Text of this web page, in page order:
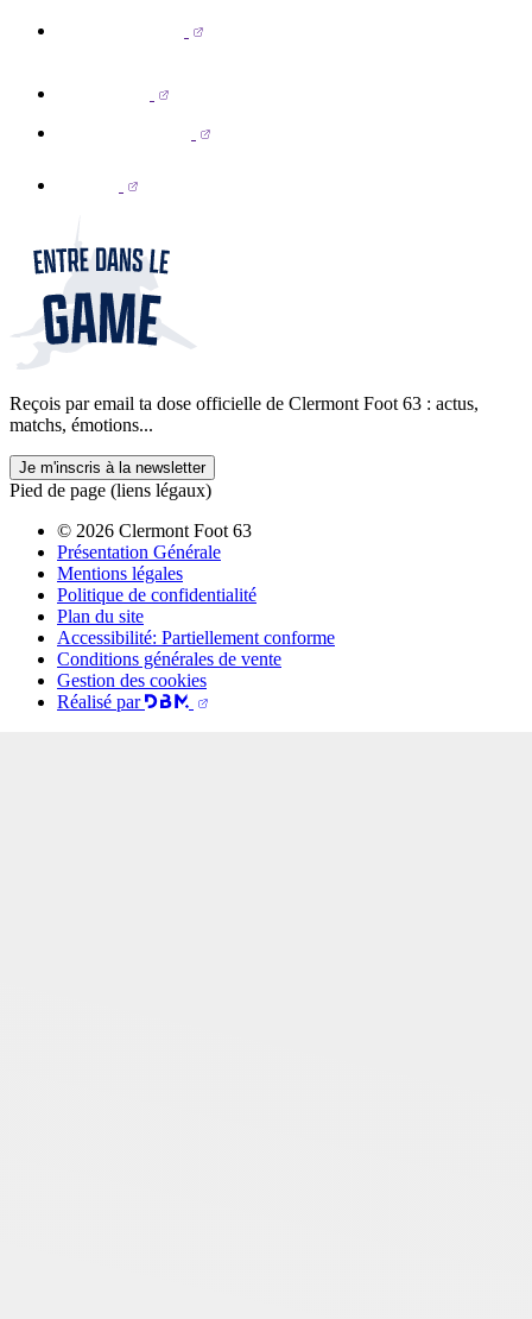
Reçois par email ta dose officielle de Clermont Foot 63 : actus,
matchs, émotions...
Je m'inscris à la newsletter
Pied de page (liens légaux)
© 2026 Clermont Foot 63
Présentation Générale
Mentions légales
Politique de confidentialité
Plan du site
Accessibilité: Partiellement conforme
Conditions générales de vente
Gestion des cookies
Réalisé par